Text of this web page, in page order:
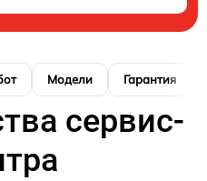
Модели Гарантия
сервис-